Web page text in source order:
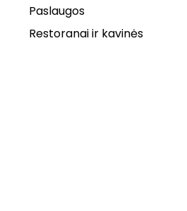
Paslaugos
Restoranai ir kavinės